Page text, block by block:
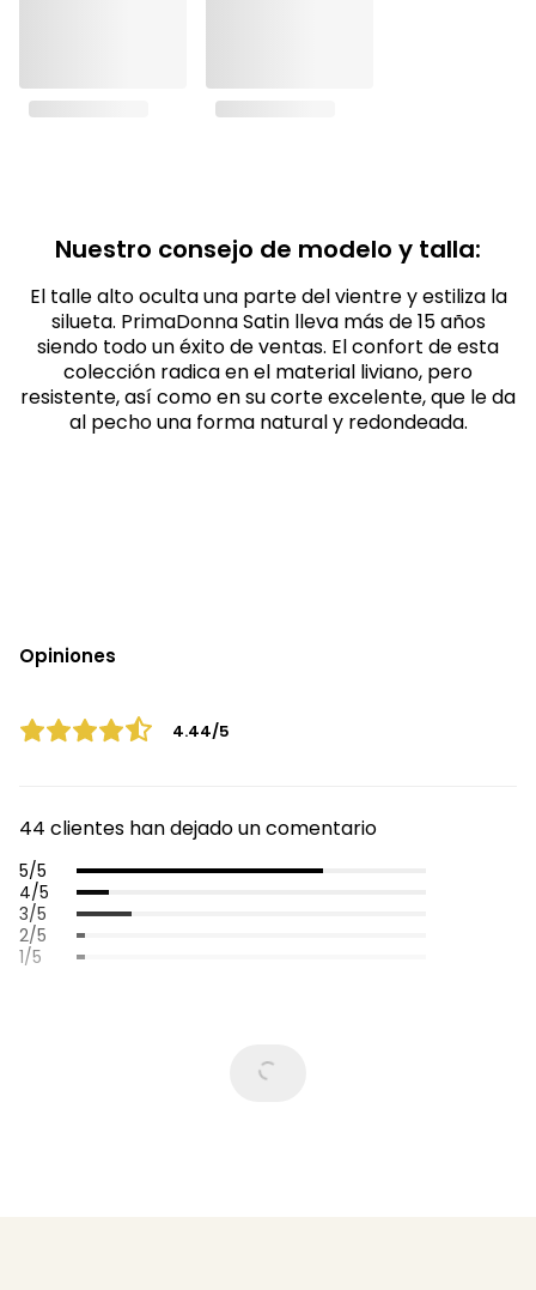
Nuestro consejo de modelo y talla:
El talle alto oculta una parte del vientre y estiliza la
silueta. PrimaDonna Satin lleva más de 15 años
siendo todo un éxito de ventas. El confort de esta
colección radica en el material liviano, pero
resistente, así como en su corte excelente, que le da
al pecho una forma natural y redondeada.
Opiniones
4.44/5
44 clientes han dejado un comentario
5/5
4/5
3/5
2/5
1/5